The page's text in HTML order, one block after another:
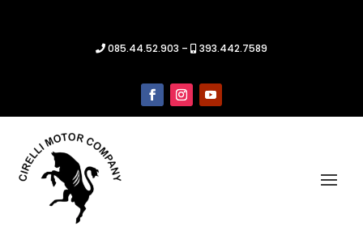
085.44.52.903 – 393.442.7589